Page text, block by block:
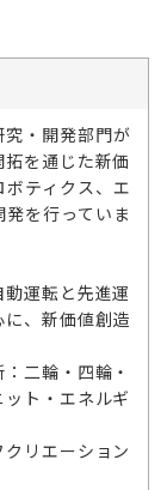
・開発部門が
を通じた新価
ティクス、エ
を行っていま
運転と先進運
、新価値創造
二輪・四輪・
ト・エネルギ
リエーション